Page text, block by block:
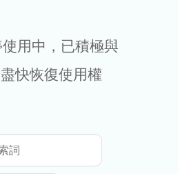
用中，已積極與
快恢復使用權